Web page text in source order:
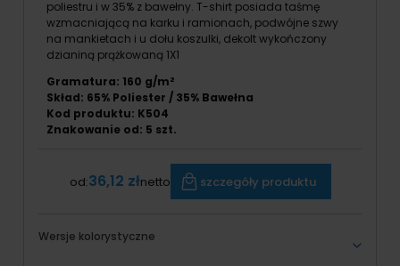
poliestru i w 35% z bawełny. T-shirt posiada taśmę
wzmacniającą na karku i ramionach, podwójne szwy
na mankietach i u dołu koszulki, dekolt wykończony
dzianiną prążkowaną 1X1
Gramatura: 160 g/m²
Skład: 65% Poliester / 35% Bawełna
Kod produktu: K504
Znakowanie od: 5 szt.
od:36,12 złnetto szczegóły produktu
Wersje kolorystyczne